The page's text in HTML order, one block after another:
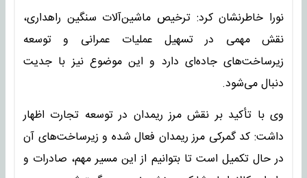
نورا خاطرنشان کرد: ترخیص ماشین‌آلات سنگین راهداری،
نقش مهمی در تسهیل عملیات عمرانی و توسعه
زیرساخت‌های جاده‌ای دارد و این موضوع نیز با جدیت
دنبال می‌شود.
وی با تأکید بر نقش مرز ریمدان در توسعه تجارت اظهار
داشت: کد گمرکی مرز ریمدان فعال شده و زیرساخت‌های آن
در حال تکمیل است تا بتوانیم از این مسیر مهم، صادرات و